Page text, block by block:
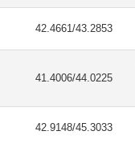
42.4661/43.2853
41.4006/44.0225
42.9148/45.3033